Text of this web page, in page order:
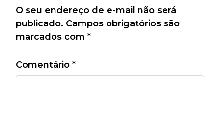
O seu endereço de e-mail não será
publicado. Campos obrigatórios são
marcados com *
Comentário *